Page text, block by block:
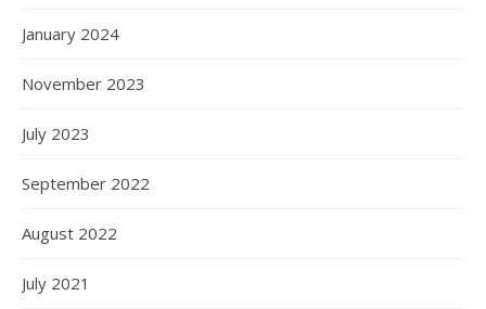
January 2024
November 2023
July 2023
September 2022
August 2022
July 2021